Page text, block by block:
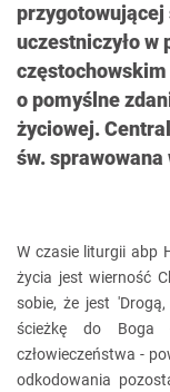
przygotowującej
uczestniczyło w
o pomyślne
życiowej.
św.
W czasie liturgii abp
życia jest wierność
sobie, że jest
ścieżkę do
człowieczeństwa -
odkodowania